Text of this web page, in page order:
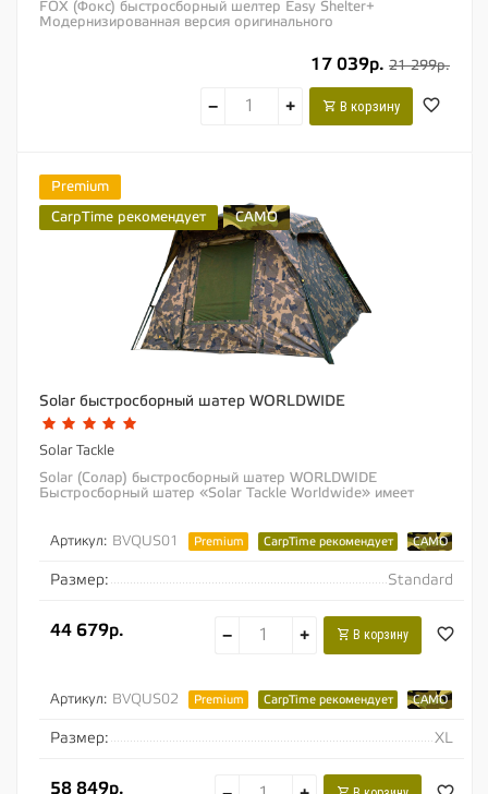
FOX (Фокс) быстросборный шелтер Easy Shelter+
Модернизированная версия оригинального
17 039р. 21 299р.
− + В корзину
Premium
CarpTime рекомендует
CAMO
Solar быстросборный шатер WORLDWIDE
Solar Tackle
Solar (Солар) быстросборный шатер WORLDWIDE
Быстросборный шатер «Solar Tackle Worldwide» имеет
Артикул: BVQUS01 Premium CarpTime рекомендует CAMO
Размер: Standard
44 679р. − + В корзину
Артикул: BVQUS02 Premium CarpTime рекомендует CAMO
Размер: XL
58 849р.